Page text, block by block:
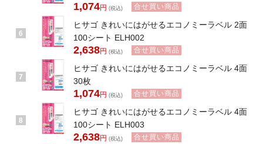
1,074円 (税込) 合せ買い商品
6
ヒサゴ きれいにはがせるエコノミーラベル 2面
100シート ELH002
2,638円 (税込) 合せ買い商品
7
ヒサゴ きれいにはがせるエコノミーラベル 4面
30枚
1,074円 (税込) 合せ買い商品
8
ヒサゴ きれいにはがせるエコノミーラベル 4面
100シート ELH003
2,638円 (税込) 合せ買い商品